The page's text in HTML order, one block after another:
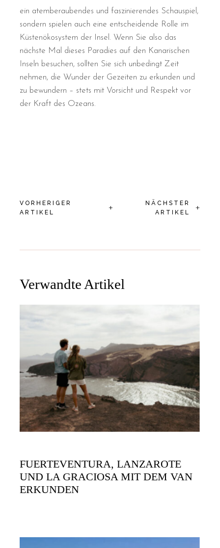
ein atemberaubendes und faszinierendes Schauspiel,
sondern spielen auch eine entscheidende Rolle im
Küstenökosystem der Insel. Wenn Sie also das
nächste Mal dieses Paradies auf den Kanarischen
Inseln besuchen, sollten Sie sich unbedingt Zeit
nehmen, die Wunder der Gezeiten zu erkunden und
zu bewundern – stets mit Vorsicht und Respekt vor
der Kraft des Ozeans.
VORHERIGER
ARTIKEL
+
NÄCHSTER
ARTIKEL
+
Verwandte Artikel
FUERTEVENTURA, LANZAROTE
UND LA GRACIOSA MIT DEM VAN
ERKUNDEN